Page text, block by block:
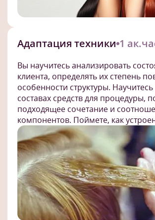
Адаптация техники 1
Вы научитесь анализировать
клиента, определять их степень
особенности структуры.
составах средств для процедуры,
подходящее сочетание и
компонентов. Поймете, как